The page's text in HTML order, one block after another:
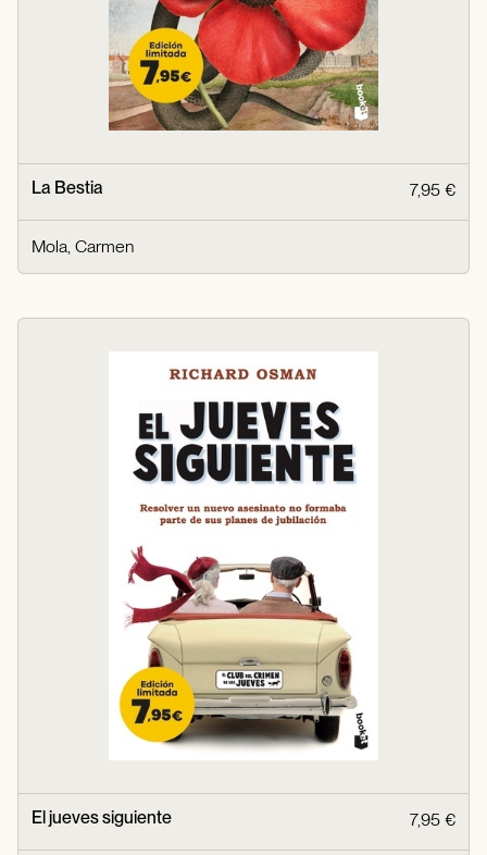
La Bestia 7,95 €
Mola, Carmen
El jueves siguiente 7,95 €